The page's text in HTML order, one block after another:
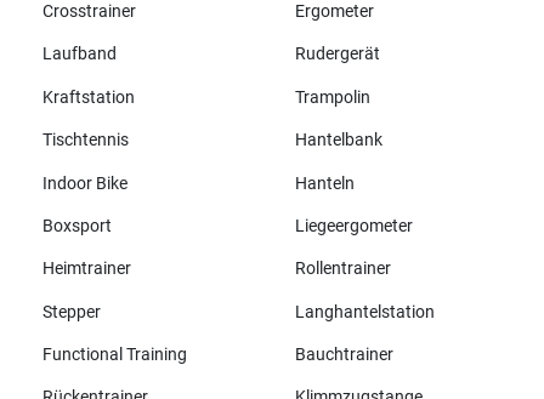
Crosstrainer
Ergometer
Laufband Rudergerät
Kraftstation Trampolin
Tischtennis Hantelbank
Indoor Bike Hanteln
Boxsport Liegeergometer
Heimtrainer Rollentrainer
Stepper Langhantelstation
Functional Training Bauchtrainer